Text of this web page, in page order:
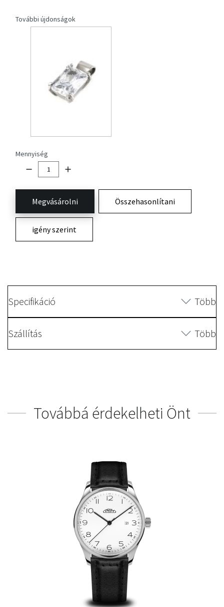
További újdonságok
Mennyiség
Megvásárolni Összehasonlítani
igény szerint
Specifikáció Több
Szállítás Több
Továbbá érdekelheti Önt